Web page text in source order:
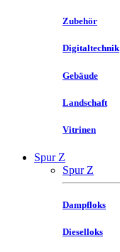
Zubehör
Digitaltechnik
Gebäude
Landschaft
Vitrinen
Spur Z
Spur Z
Dampfloks
Dieselloks